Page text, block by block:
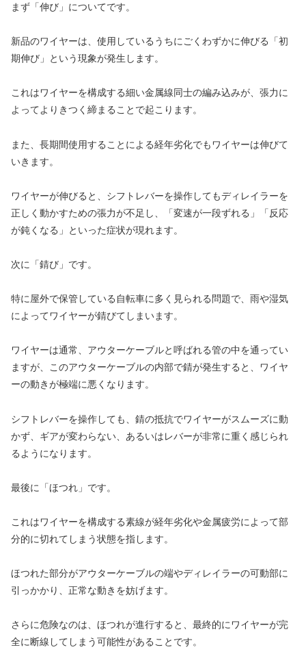
まず「伸び」についてです。
新品のワイヤーは、使用しているうちにごくわずかに伸びる「初
期伸び」という現象が発生します。
これはワイヤーを構成する細い金属線同士の編み込みが、張力に
よってよりきつく締まることで起こります。
また、長期間使用することによる経年劣化でもワイヤーは伸びて
いきます。
ワイヤーが伸びると、シフトレバーを操作してもディレイラーを
正しく動かすための張力が不足し、「変速が一段ずれる」「反応
が鈍くなる」といった症状が現れます。
次に「錆び」です。
特に屋外で保管している自転車に多く見られる問題で、雨や湿気
によってワイヤーが錆びてしまいます。
ワイヤーは通常、アウターケーブルと呼ばれる管の中を通ってい
ますが、このアウターケーブルの内部で錆が発生すると、ワイヤ
ーの動きが極端に悪くなります。
シフトレバーを操作しても、錆の抵抗でワイヤーがスムーズに動
かず、ギアが変わらない、あるいはレバーが非常に重く感じられ
るようになります。
最後に「ほつれ」です。
これはワイヤーを構成する素線が経年劣化や金属疲労によって部
分的に切れてしまう状態を指します。
ほつれた部分がアウターケーブルの端やディレイラーの可動部に
引っかかり、正常な動きを妨げます。
さらに危険なのは、ほつれが進行すると、最終的にワイヤーが完
全に断線してしまう可能性があることです。